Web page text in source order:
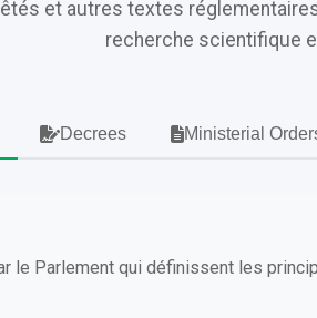
et autres textes
recherche scientifique
Decrees Ministerial
Parlement qui définissent les